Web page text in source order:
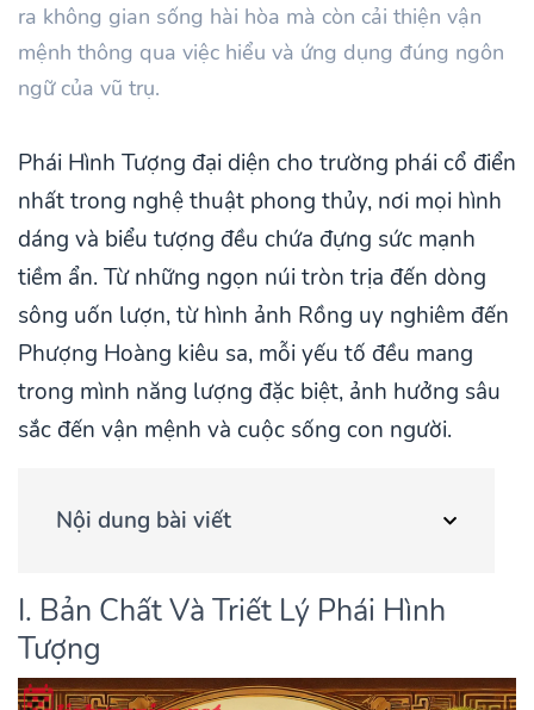
ra không gian sống hài hòa mà còn cải thiện vận
mệnh thông qua việc hiểu và ứng dụng đúng ngôn
ngữ của vũ trụ.
Phái Hình Tượng đại diện cho trường phái cổ điển
nhất trong nghệ thuật phong thủy, nơi mọi hình
dáng và biểu tượng đều chứa đựng sức mạnh
tiềm ẩn. Từ những ngọn núi tròn trịa đến dòng
sông uốn lượn, từ hình ảnh Rồng uy nghiêm đến
Phượng Hoàng kiêu sa, mỗi yếu tố đều mang
trong mình năng lượng đặc biệt, ảnh hưởng sâu
sắc đến vận mệnh và cuộc sống con người.
Nội dung bài viết
I. Bản Chất Và Triết Lý Phái Hình
Tượng